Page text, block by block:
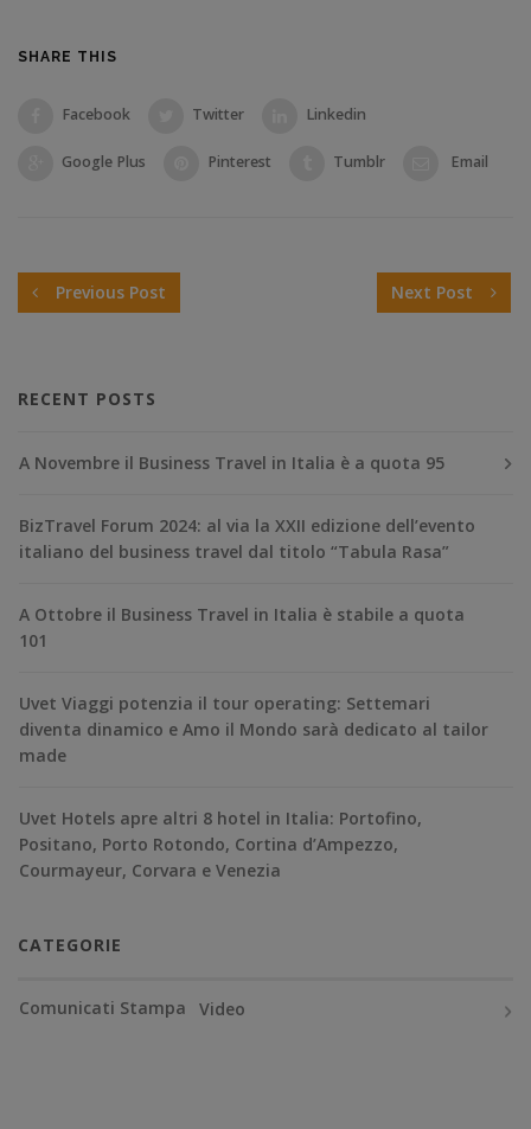
SHARE THIS
Facebook Twitter Linkedin
Google Plus Pinterest Tumblr Email
Previous Post Next Post
RECENT POSTS
A Novembre il Business Travel in Italia è a quota 95
BizTravel Forum 2024: al via la XXII edizione dell’evento
italiano del business travel dal titolo “Tabula Rasa”
A Ottobre il Business Travel in Italia è stabile a quota
101
Uvet Viaggi potenzia il tour operating: Settemari
diventa dinamico e Amo il Mondo sarà dedicato al tailor
made
Uvet Hotels apre altri 8 hotel in Italia: Portofino,
Positano, Porto Rotondo, Cortina d’Ampezzo,
Courmayeur, Corvara e Venezia
CATEGORIE
Comunicati Stampa Video